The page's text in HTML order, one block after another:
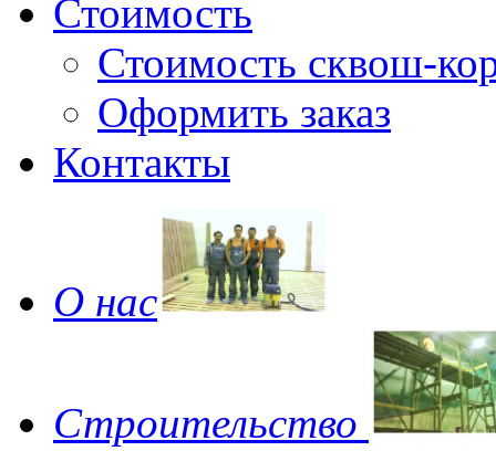
Стоимость
Стоимость сквош-
Оформить заказ
Контакты
О нас
Строительство